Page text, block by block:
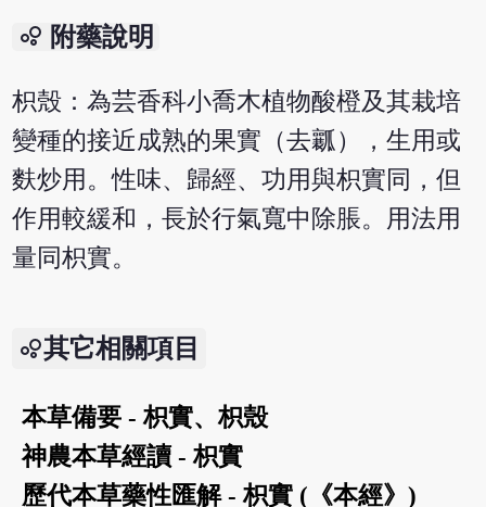
bubble_chart 附藥說明
枳殼：為芸香科小喬木植物酸橙及其栽培
變種的接近成熟的果實（去瓤），生用或
麩炒用。性味、歸經、功用與枳實同，但
作用較緩和，長於行氣寬中除脹。用法用
量同枳實。
其它相關項目
本草備要 - 枳實、枳殼
神農本草經讀 - 枳實
歷代本草藥性匯解 - 枳實 (《本經》)